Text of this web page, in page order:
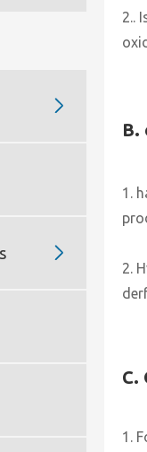


2..
B.
1.
2.
C.
1.